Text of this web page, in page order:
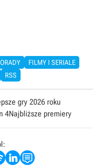
FILMY I SERIALE
RSS
gry 2026 roku
4Najbliższe premiery